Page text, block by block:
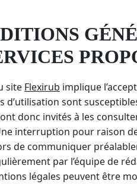
site Flexirub implique
d’utilisation sont
donc invités à les
interruption pour raison
de communiquer
par l’équipe de
légales peuvent être